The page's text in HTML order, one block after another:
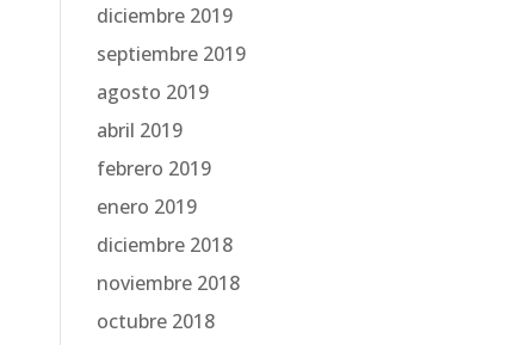
diciembre 2019
septiembre 2019
agosto 2019
abril 2019
febrero 2019
enero 2019
diciembre 2018
noviembre 2018
octubre 2018